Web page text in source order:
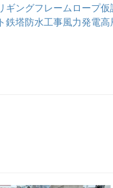
ギングフレームロープ仮
鉄塔防水工事風力発電高